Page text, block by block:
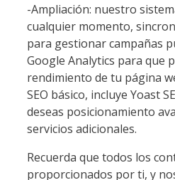
-Ampliación: nuestro
cualquier momento,
para gestionar campañas
Google Analytics para que
rendimiento de tu página
SEO básico, incluye Yoast
deseas posicionamiento
servicios adicionales.
Recuerda que todos los
proporcionados por ti, y